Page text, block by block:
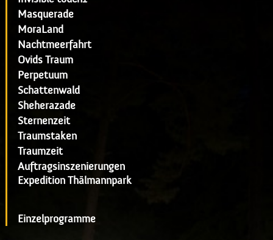
Masquerade
MoraLand
Nachtmeerfahrt
Ovids Traum
Perpetuum
Schattenwald
Sheherazade
Sternenzeit
Traumstaken
Traumzeit
Auftragsinszenierungen
Expedition Thälmannpark
Einzelprogramme